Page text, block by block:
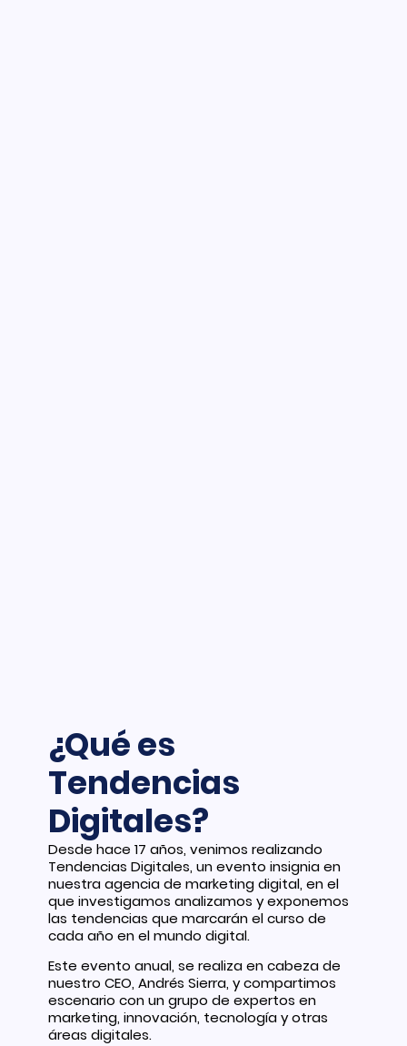
¿Qué es
Tendencias
Digitales?
Desde hace 17 años, venimos realizando
Tendencias Digitales, un evento insignia en
nuestra agencia de marketing digital, en el
que investigamos analizamos y exponemos
las tendencias que marcarán el curso de
cada año en el mundo digital.
Este evento anual, se realiza en cabeza de
nuestro CEO, Andrés Sierra, y compartimos
escenario con un grupo de expertos en
marketing, innovación, tecnología y otras
áreas digitales.